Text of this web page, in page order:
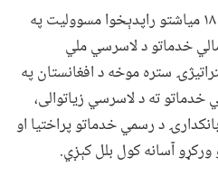
د افغانستان مرکزي بانک له تېرو ۱۸ میاشتو راپدېخوا مسوولیت په
خدماتو د لاسرسي ملي
ستره موخه د افغانستان په
ته د لاسرسي زیاتوالی،
د رسمي خدماتو پراختیا او
آسانه کول بلل کېږي.